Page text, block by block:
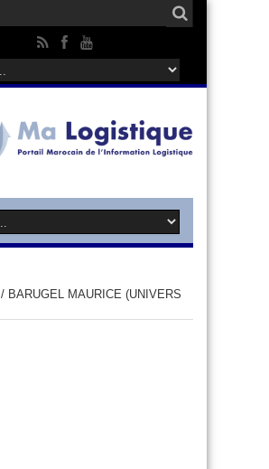
/ BARUGEL MAURICE (UNIVERS